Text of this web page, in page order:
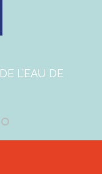
L’EAU DE